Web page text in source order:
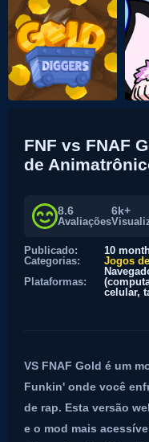
FNF vs FNAF
de
8.6
Avaliações
6k+
Publicado:
10
Categorias:
Jogos
Plataformas:
celular,
VS FNAF Gold é um
Funkin' onde você
de rap. Esta versão
e o mod mais